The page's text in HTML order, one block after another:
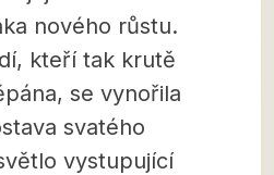
nového růstu.
kteří tak krutě
se vynořila
svatého
vystupující